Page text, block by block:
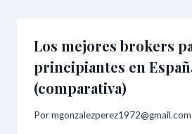
Los mejores brokers
principiantes en
(comparativa)
Pormgonzalezperez1972@gmail.com